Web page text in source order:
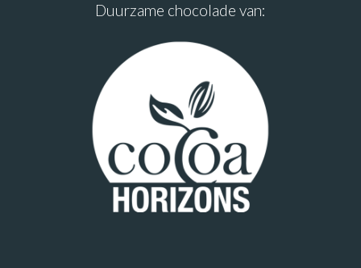
Duurzame chocolade van: